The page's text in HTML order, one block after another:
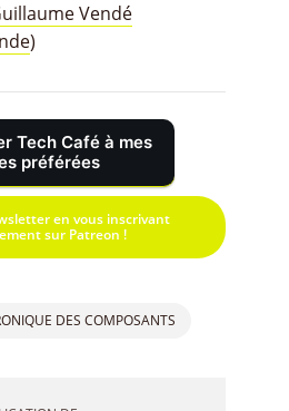
Vendé
)
Tech Café à mes
préférées
en vous inscrivant
sur Patreon !
DES COMPOSANTS